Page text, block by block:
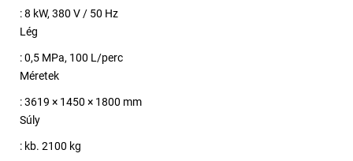
: 8 kW, 380 V / 50 Hz
Lég
: 0,5 MPa, 100 L/perc
Méretek
: 3619 × 1450 × 1800 mm
Súly
: kb. 2100 kg